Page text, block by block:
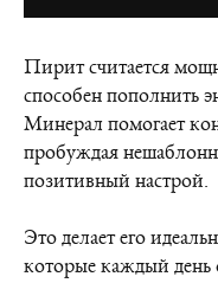
Пирит считается
способен пополнить
Минерал помогает
пробуждая
позитивный настрой.
Это делает его
которые каждый день